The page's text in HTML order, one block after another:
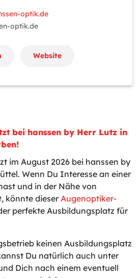
optik.de
optik.de
Website
bei hanssen by Herr Lutz in
im August 2026 bei hanssen by
Wenn Du Interesse an einer
und in der Nähe von
könnte dieser Augenoptiker-
perfekte Ausbildungsplatz für
keinen Ausbildungsplatz
Du natürlich auch unter
Dich nach einem eventuell